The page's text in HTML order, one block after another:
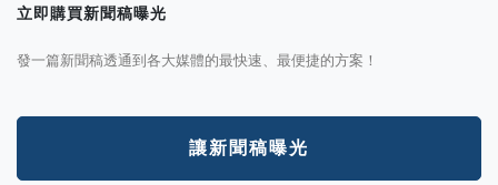
立即購買新聞稿曝光
發一篇新聞稿透通到各大媒體的最快速、最便捷的方案！
讓新聞稿曝光